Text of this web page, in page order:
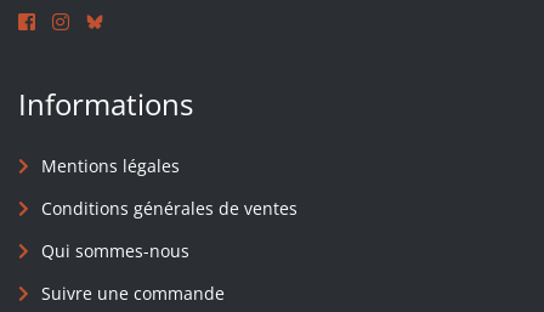
Informations
Mentions légales
Conditions générales de ventes
Qui sommes-nous
Suivre une commande